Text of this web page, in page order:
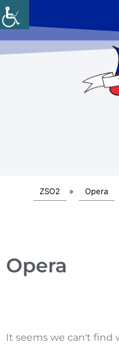
ZSO2 » Opera
Opera
It seems we can't find